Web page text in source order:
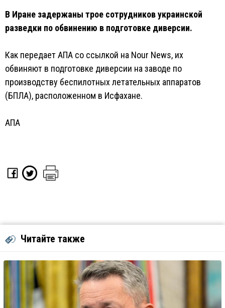
В Иране задержаны трое сотрудников украинской
разведки по обвинению в подготовке диверсии.
Как передает АПА со ссылкой на Nour News, их
обвиняют в подготовке диверсии на заводе по
производству беспилотных летательных аппаратов
(БПЛА), расположенном в Исфахане.
АПА
Читайте также